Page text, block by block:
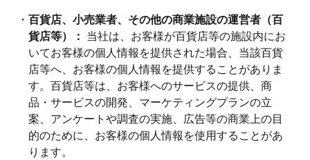
・ 百貨店、小売業者、その他の商業施設の運営者（百
貨店等）： 当社は、お客様が百貨店等の施設内にお
いてお客様の個人情報を提供された場合、当該百貨
店等へ、お客様の個人情報を提供することがありま
す。百貨店等は、お客様へのサービスの提供、商
品・サービスの開発、マーケティングプランの立
案、アンケートや調査の実施、広告等の商業上の目
的のために、お客様の個人情報を使用することがあ
ります。